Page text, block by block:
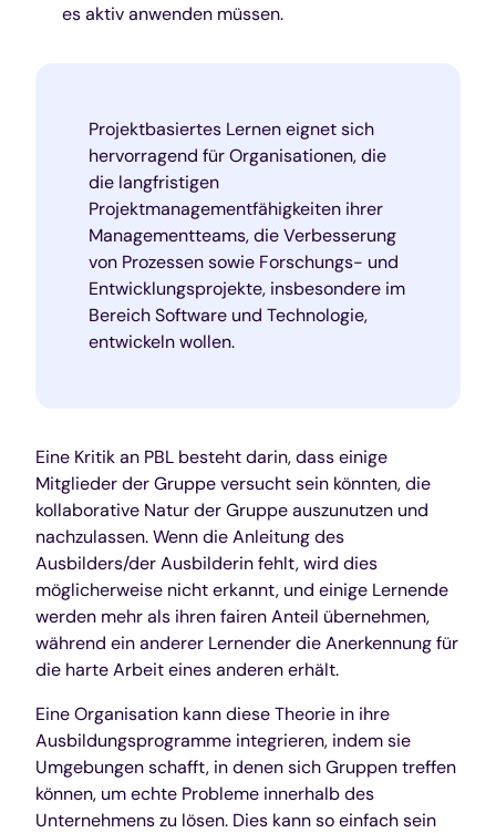
es aktiv anwenden müssen.
Projektbasiertes Lernen eignet sich
hervorragend für Organisationen, die
die langfristigen
Projektmanagementfähigkeiten ihrer
Managementteams, die Verbesserung
von Prozessen sowie Forschungs- und
Entwicklungsprojekte, insbesondere im
Bereich Software und Technologie,
entwickeln wollen.
Eine Kritik an PBL besteht darin, dass einige
Mitglieder der Gruppe versucht sein könnten, die
kollaborative Natur der Gruppe auszunutzen und
nachzulassen. Wenn die Anleitung des
Ausbilders/der Ausbilderin fehlt, wird dies
möglicherweise nicht erkannt, und einige Lernende
werden mehr als ihren fairen Anteil übernehmen,
während ein anderer Lernender die Anerkennung für
die harte Arbeit eines anderen erhält.
Eine Organisation kann diese Theorie in ihre
Ausbildungsprogramme integrieren, indem sie
Umgebungen schafft, in denen sich Gruppen treffen
können, um echte Probleme innerhalb des
Unternehmens zu lösen. Dies kann so einfach sein